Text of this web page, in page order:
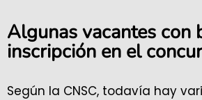
Algunas vacantes con
inscripción en el
Según la CNSC, todavía hay